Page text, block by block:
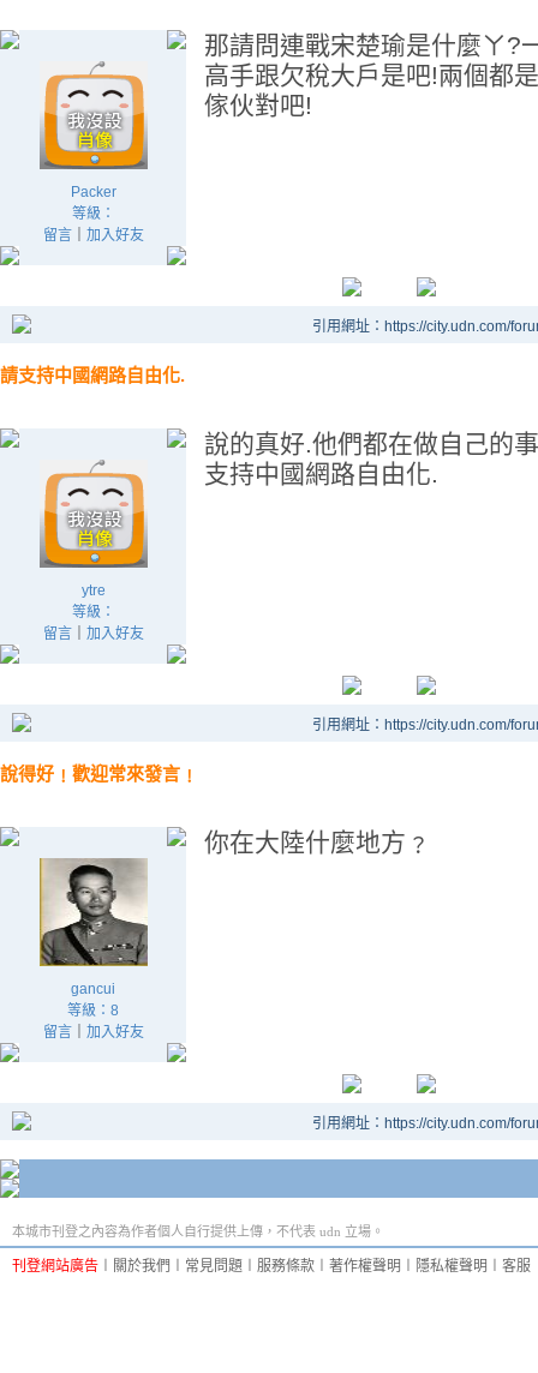
Packer
等級：
留言｜ 加入好友
那請問連戰宋楚瑜是什麼ㄚ?
高手跟欠稅大戶是吧!兩個都
傢伙對吧!
引用網址：https://city.udn.com/
請支持中國網路自由化.
ytre
等級：
留言｜ 加入好友
說的真好.他們都在做自己的
支持中國網路自由化.
引用網址：https://city.udn.com/
說得好﹗歡迎常來發言﹗
gancui
等級：8
留言｜ 加入好友
你在大陸什麼地方﹖
引用網址：https://city.udn.com/
本城市刊登之內容為作者個人自行提供上傳，不代表 udn 立場。
刊登網站廣告 關於我們 常見問題 服務條款 著作權聲明 隱私權聲明 客服